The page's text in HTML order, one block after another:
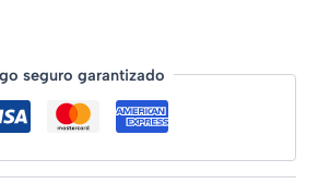
seguro garantizado